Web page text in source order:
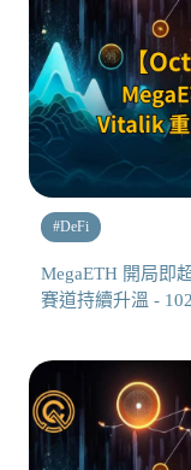
#DeFi
MegaETH 開局即
賽道持續升溫 -